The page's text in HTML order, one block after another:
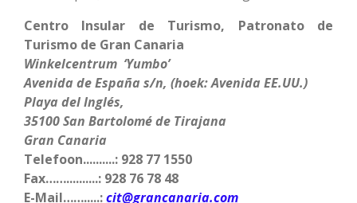
Centro Insular de Turismo, Patronato de
Turismo de Gran Canaria
Winkelcentrum ‘Yumbo’
Avenida de España s/n, (hoek: Avenida EE.UU.)
Playa del Inglés,
35100 San Bartolomé de Tirajana
Gran Canaria
Telefoon..........: 928 77 1550
Fax……..........: 928 76 78 48
E-Mail…….....:cit@grancanaria.com